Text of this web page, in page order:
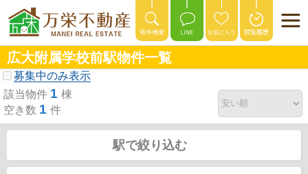
広大附属学校前駅物件一覧
募集中のみ表示
該当物件 1 棟
空き数 1 件
駅で絞り込む